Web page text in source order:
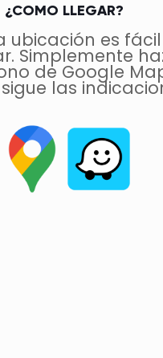
¿COMO LLEGAR?
ubicación es
Simplemente
de Google
las